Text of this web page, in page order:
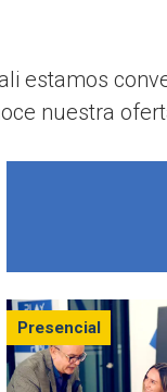
estamos
nuestra
Presencial